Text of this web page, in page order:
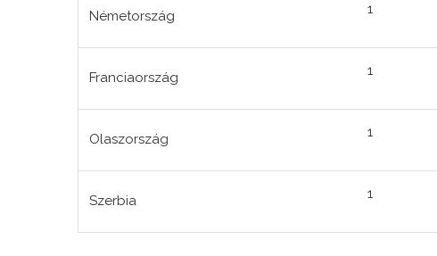
Németország 1
Franciaország 1
Olaszország 1
Szerbia 1